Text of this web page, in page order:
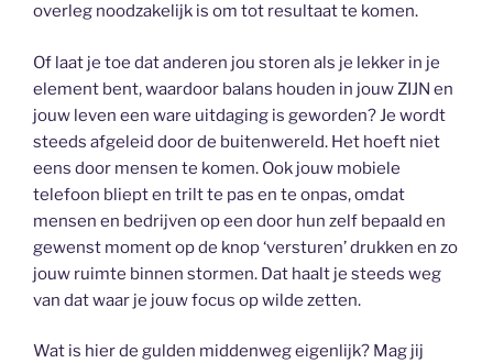
overleg noodzakelijk is om tot resultaat te komen.
Of laat je toe dat anderen jou storen als je lekker in je
element bent, waardoor balans houden in jouw ZIJN en
jouw leven een ware uitdaging is geworden? Je wordt
steeds afgeleid door de buitenwereld. Het hoeft niet
eens door mensen te komen. Ook jouw mobiele
telefoon bliept en trilt te pas en te onpas, omdat
mensen en bedrijven op een door hun zelf bepaald en
gewenst moment op de knop ‘versturen’ drukken en zo
jouw ruimte binnen stormen. Dat haalt je steeds weg
van dat waar je jouw focus op wilde zetten.
Wat is hier de gulden middenweg eigenlijk? Mag jij